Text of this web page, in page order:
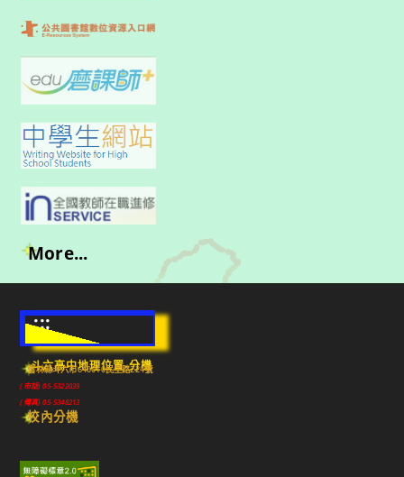
More...
:::
斗六高中地理位置-分機
雲林縣斗六市640010民生路224號
(市話) 05-5322039
(傳真) 05-5348213
校內分機